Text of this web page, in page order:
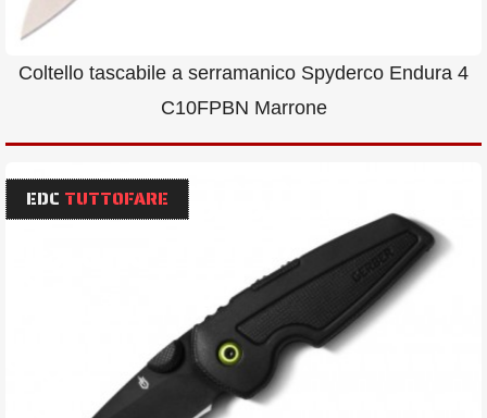
Coltello tascabile a serramanico Spyderco Endura 4
C10FPBN Marrone
EDC TUTTOFARE